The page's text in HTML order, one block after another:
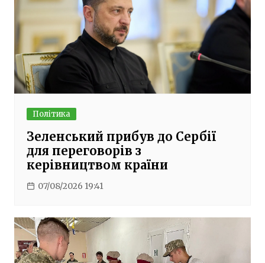
Політика
Зеленський прибув до Сербії
для переговорів з
керівництвом країни
07/08/2026 19:41